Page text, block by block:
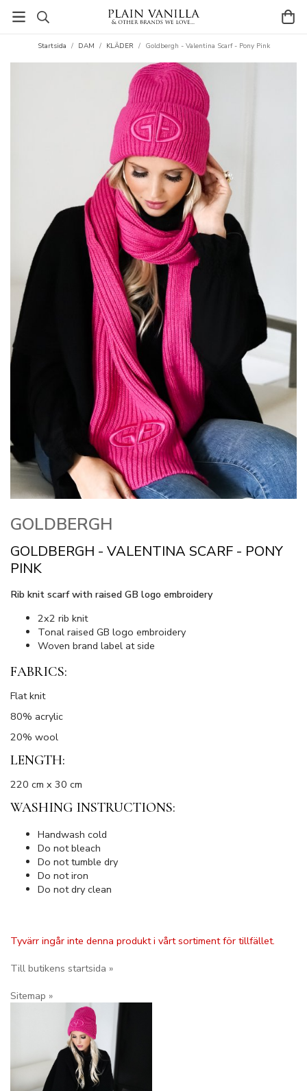
Startsida / DAM / KLÄDER / Goldbergh - Valentina Scarf - Pony Pink
GOLDBERGH
GOLDBERGH - VALENTINA SCARF - PONY
PINK
Rib knit scarf with raised GB logo embroidery
2x2 rib knit
Tonal raised GB logo embroidery
Woven brand label at side
FABRICS:
Flat knit
80% acrylic
20% wool
LENGTH:
220 cm x 30 cm
WASHING INSTRUCTIONS:
Handwash cold
Do not bleach
Do not tumble dry
Do not iron
Do not dry clean
Tyvärr ingår inte denna produkt i vårt sortiment för tillfället.
Till butikens startsida »
Sitemap »